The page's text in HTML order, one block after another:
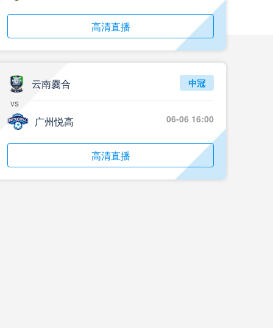
高清直播
云南爨合
vs
广州悦高
中冠
06-06 16:00
高清直播